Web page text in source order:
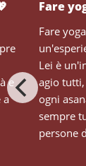
Fare
Fare
Lei è
agio
ogni
sempre
persone
e
a